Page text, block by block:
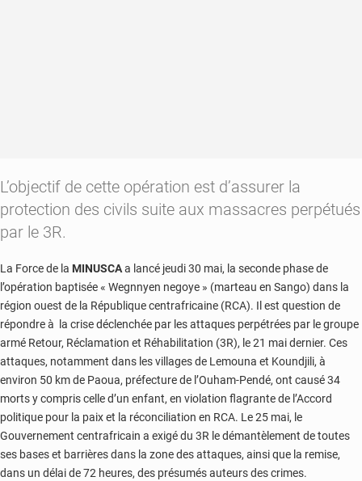
L’objectif de cette opération est d’assurer la
protection des civils suite aux massacres perpétués
par le 3R.
La Force de la MINUSCAa lancé jeudi 30 mai, la seconde phase de
l’opération baptisée « Wegnnyen negoye » (marteau en Sango) dans la
région ouest de la République centrafricaine (RCA). Il est question de
répondre à la crise déclenchée par les attaques perpétrées par le groupe
armé Retour, Réclamation et Réhabilitation (3R), le 21 mai dernier. Ces
attaques, notamment dans les villages de Lemouna et Koundjili, à
environ 50 km de Paoua, préfecture de l’Ouham-Pendé, ont causé 34
morts y compris celle d’un enfant, en violation flagrante de l’Accord
politique pour la paix et la réconciliation en RCA. Le 25 mai, le
Gouvernement centrafricain a exigé du 3R le démantèlement de toutes
ses bases et barrières dans la zone des attaques, ainsi que la remise,
dans un délai de 72 heures, des présumés auteurs des crimes.